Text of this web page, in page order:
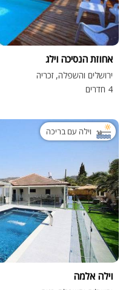
אחוזת הנסיכה וילג
ירושלים והשפלה, זכריה
4 חדרים
וילה עם בריכה
וילה אלמה